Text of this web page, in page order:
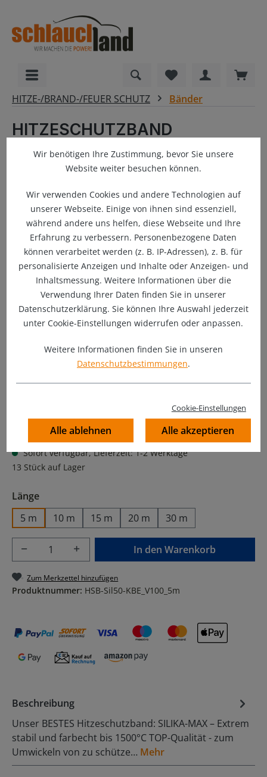
Du hast 0
HITZE-/BRAND-/FEUER SCHUTZ
Bänder
HITZESCHUTZBAND
Befestigung
Bildergalerie überspringen
Preise inkl. MwSt. zzgl. Versandkosten
Sofort verfügbar, Lieferzeit: 1-2 Werktage
13 Stück auf Lager
Längeauswählen
5 m
10 m 15 m 20 m 30 m
Produkt Anzahl: Gib den gewünschten
In den Warenkorb
Zum Merkzettel hinzufügen
Produktnummer: HSB-Sil50-KBE_V100_5m
Beschreibung
Unser BESTES Hitzeschutzband: SILIKA-MAX – Extrem
stabil und farbecht bis 1500°C TOP-Qualität - zum
Umwickeln von zu schütze… Mehr
Wir benötigen Ihre Zustimmung, bevor Sie unsere
Website weiter besuchen können.
Wir verwenden Cookies und andere Technologien auf
unserer Webseite. Einige von ihnen sind essenziell,
während andere uns helfen, diese Webseite und Ihre
Erfahrung zu verbessern. Personenbezogene Daten
können verarbeitet werden (z. B. IP-Adressen), z. B. für
personalisierte Anzeigen und Inhalte oder Anzeigen- und
Inhaltsmessung. Weitere Informationen über die
Verwendung Ihrer Daten finden Sie in unserer
Datenschutzerklärung. Sie können Ihre Auswahl jederzeit
unter Cookie-Einstellungen widerrufen oder anpassen.
Weitere Informationen finden Sie in unseren
Datenschutzbestimmungen.
Cookie-Einstellungen
Alle ablehnen Alle akzeptieren